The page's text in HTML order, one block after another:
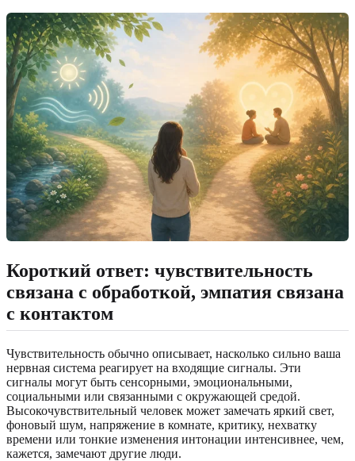
Короткий ответ: чувствительность
связана с обработкой, эмпатия связана
с контактом
Чувствительность обычно описывает, насколько сильно ваша
нервная система реагирует на входящие сигналы. Эти
сигналы могут быть сенсорными, эмоциональными,
социальными или связанными с окружающей средой.
Высокочувствительный человек может замечать яркий свет,
фоновый шум, напряжение в комнате, критику, нехватку
времени или тонкие изменения интонации интенсивнее, чем,
кажется, замечают другие люди.